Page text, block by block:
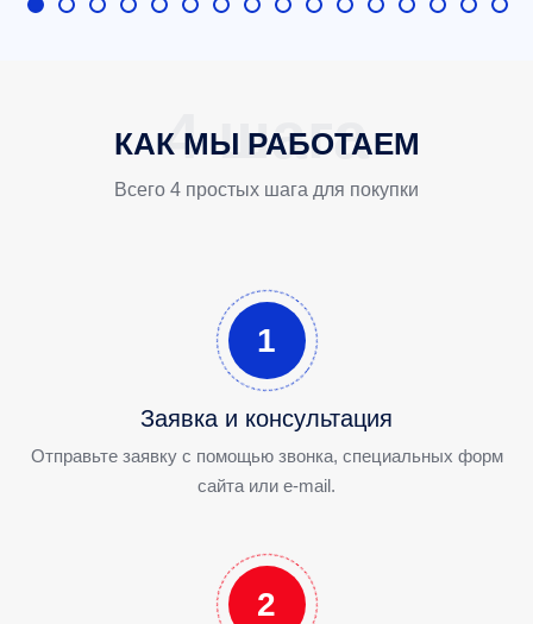
КАК МЫ РАБОТАЕМ
Всего 4 простых шага для покупки
1
Заявка и консультация
Отправьте заявку с помощью звонка, специальных форм
сайта или e-mail.
2